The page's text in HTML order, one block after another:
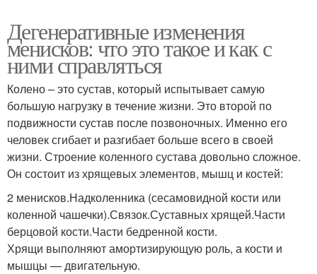
Дегенеративные изменения
менисков: что это такое и как с
ними справляться
Колено – это сустав, который испытывает самую
большую нагрузку в течение жизни. Это второй по
подвижности сустав после позвоночных. Именно его
человек сгибает и разгибает больше всего в своей
жизни. Строение коленного сустава довольно сложное.
Он состоит из хрящевых элементов, мышц и костей:
2 менисков.Надколенника (сесамовидной кости или
коленной чашечки).Связок.Суставных хрящей.Части
берцовой кости.Части бедренной кости.
Хрящи выполняют амортизирующую роль, а кости и
мышцы — двигательную.